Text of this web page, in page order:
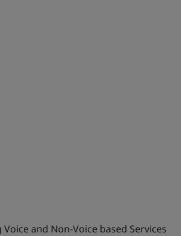
and Non-Voice based Services